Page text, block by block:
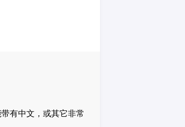
有中文，或其它非常